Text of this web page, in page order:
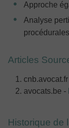
Approche
Analyse
Articles
avocats.be -
Historique de